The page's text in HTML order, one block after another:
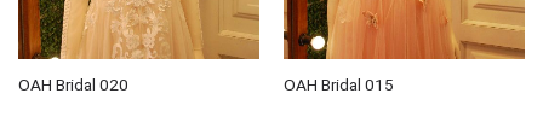
OAH Bridal 020 OAH Bridal 015